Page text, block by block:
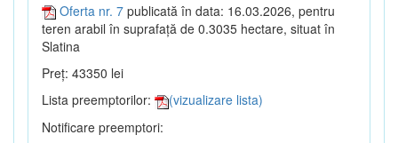
Oferta nr. 7 publicată în data: 16.03.2026, pentru
teren arabil în suprafață de 0.3035 hectare, situat în
Slatina
Preț: 43350 lei
Lista preemptorilor:
(vizualizare lista)
Notificare preemptori: